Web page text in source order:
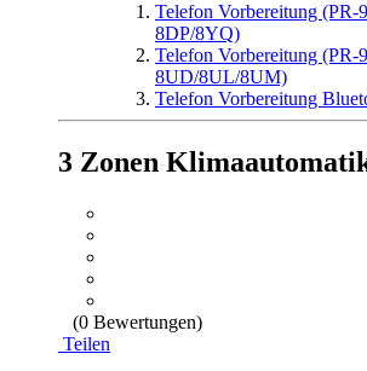
Telefon Vorbereitung
8DP/8YQ)
Telefon Vorbereitung
8UD/8UL/8UM)
Telefon Vorbereitung
3 Zonen
(0 Bewertungen)
Teilen